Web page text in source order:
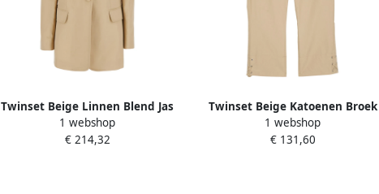
Twinset Beige Linnen Blend Jas
met Klassieke Revers Beige
Dames
1 webshop
€ 214,32
Twinset Beige Katoenen Broek
Beige Dames
1 webshop
€ 131,60